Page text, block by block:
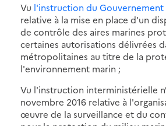
Vu l'instruction du Gouvernement
relative à la mise en place d'un
de contrôle des aires marines
certaines autorisations délivrées
métropolitaines au titre de la
l'environnement marin ;
Vu l'instruction interministérielle
novembre 2016 relative à
œuvre de la surveillance et du